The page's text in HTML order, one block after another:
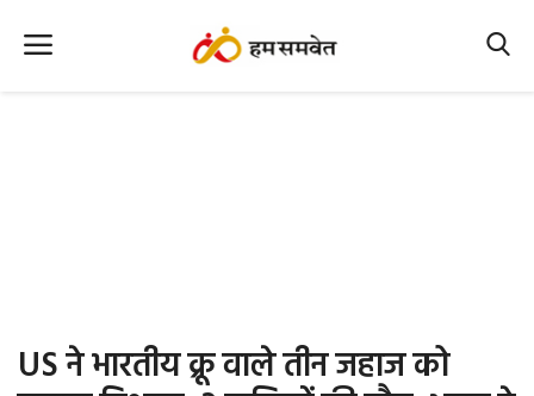
Office Office
US ने भारतीय क्रू वाले तीन जहाज को